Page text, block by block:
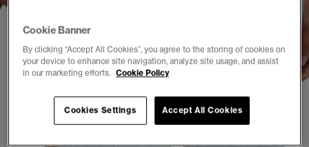
1 2 4 5 6
Cookie Banner
By clicking “Accept All Cookies”, you agree to the storing of cookies on
your device to enhance site navigation, analyze site usage, and assist
in our marketing efforts. Cookie Policy
Accept All Cookies
Cookies Settings